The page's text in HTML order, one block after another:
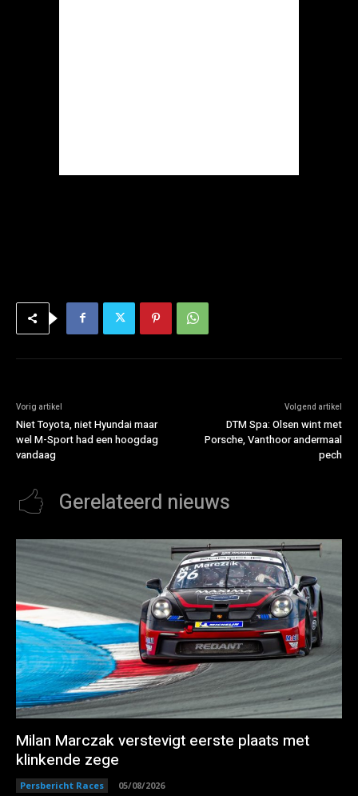
Vorig artikel
Niet Toyota, niet Hyundai maar
wel M-Sport had een hoogdag
vandaag
Volgend artikel
DTM Spa: Olsen wint met
Porsche, Vanthoor andermaal
pech
Gerelateerd nieuws
Milan Marczak verstevigt eerste plaats met
klinkende zege
Persbericht Races 05/08/2026